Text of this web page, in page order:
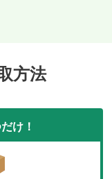
方法
け！